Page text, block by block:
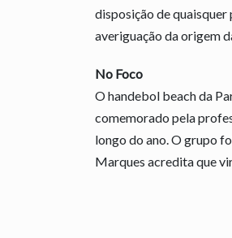
disposição de
averiguação da origem
No Foco
O handebol beach da
comemorado pela
longo do ano. O grupo
Marques acredita que